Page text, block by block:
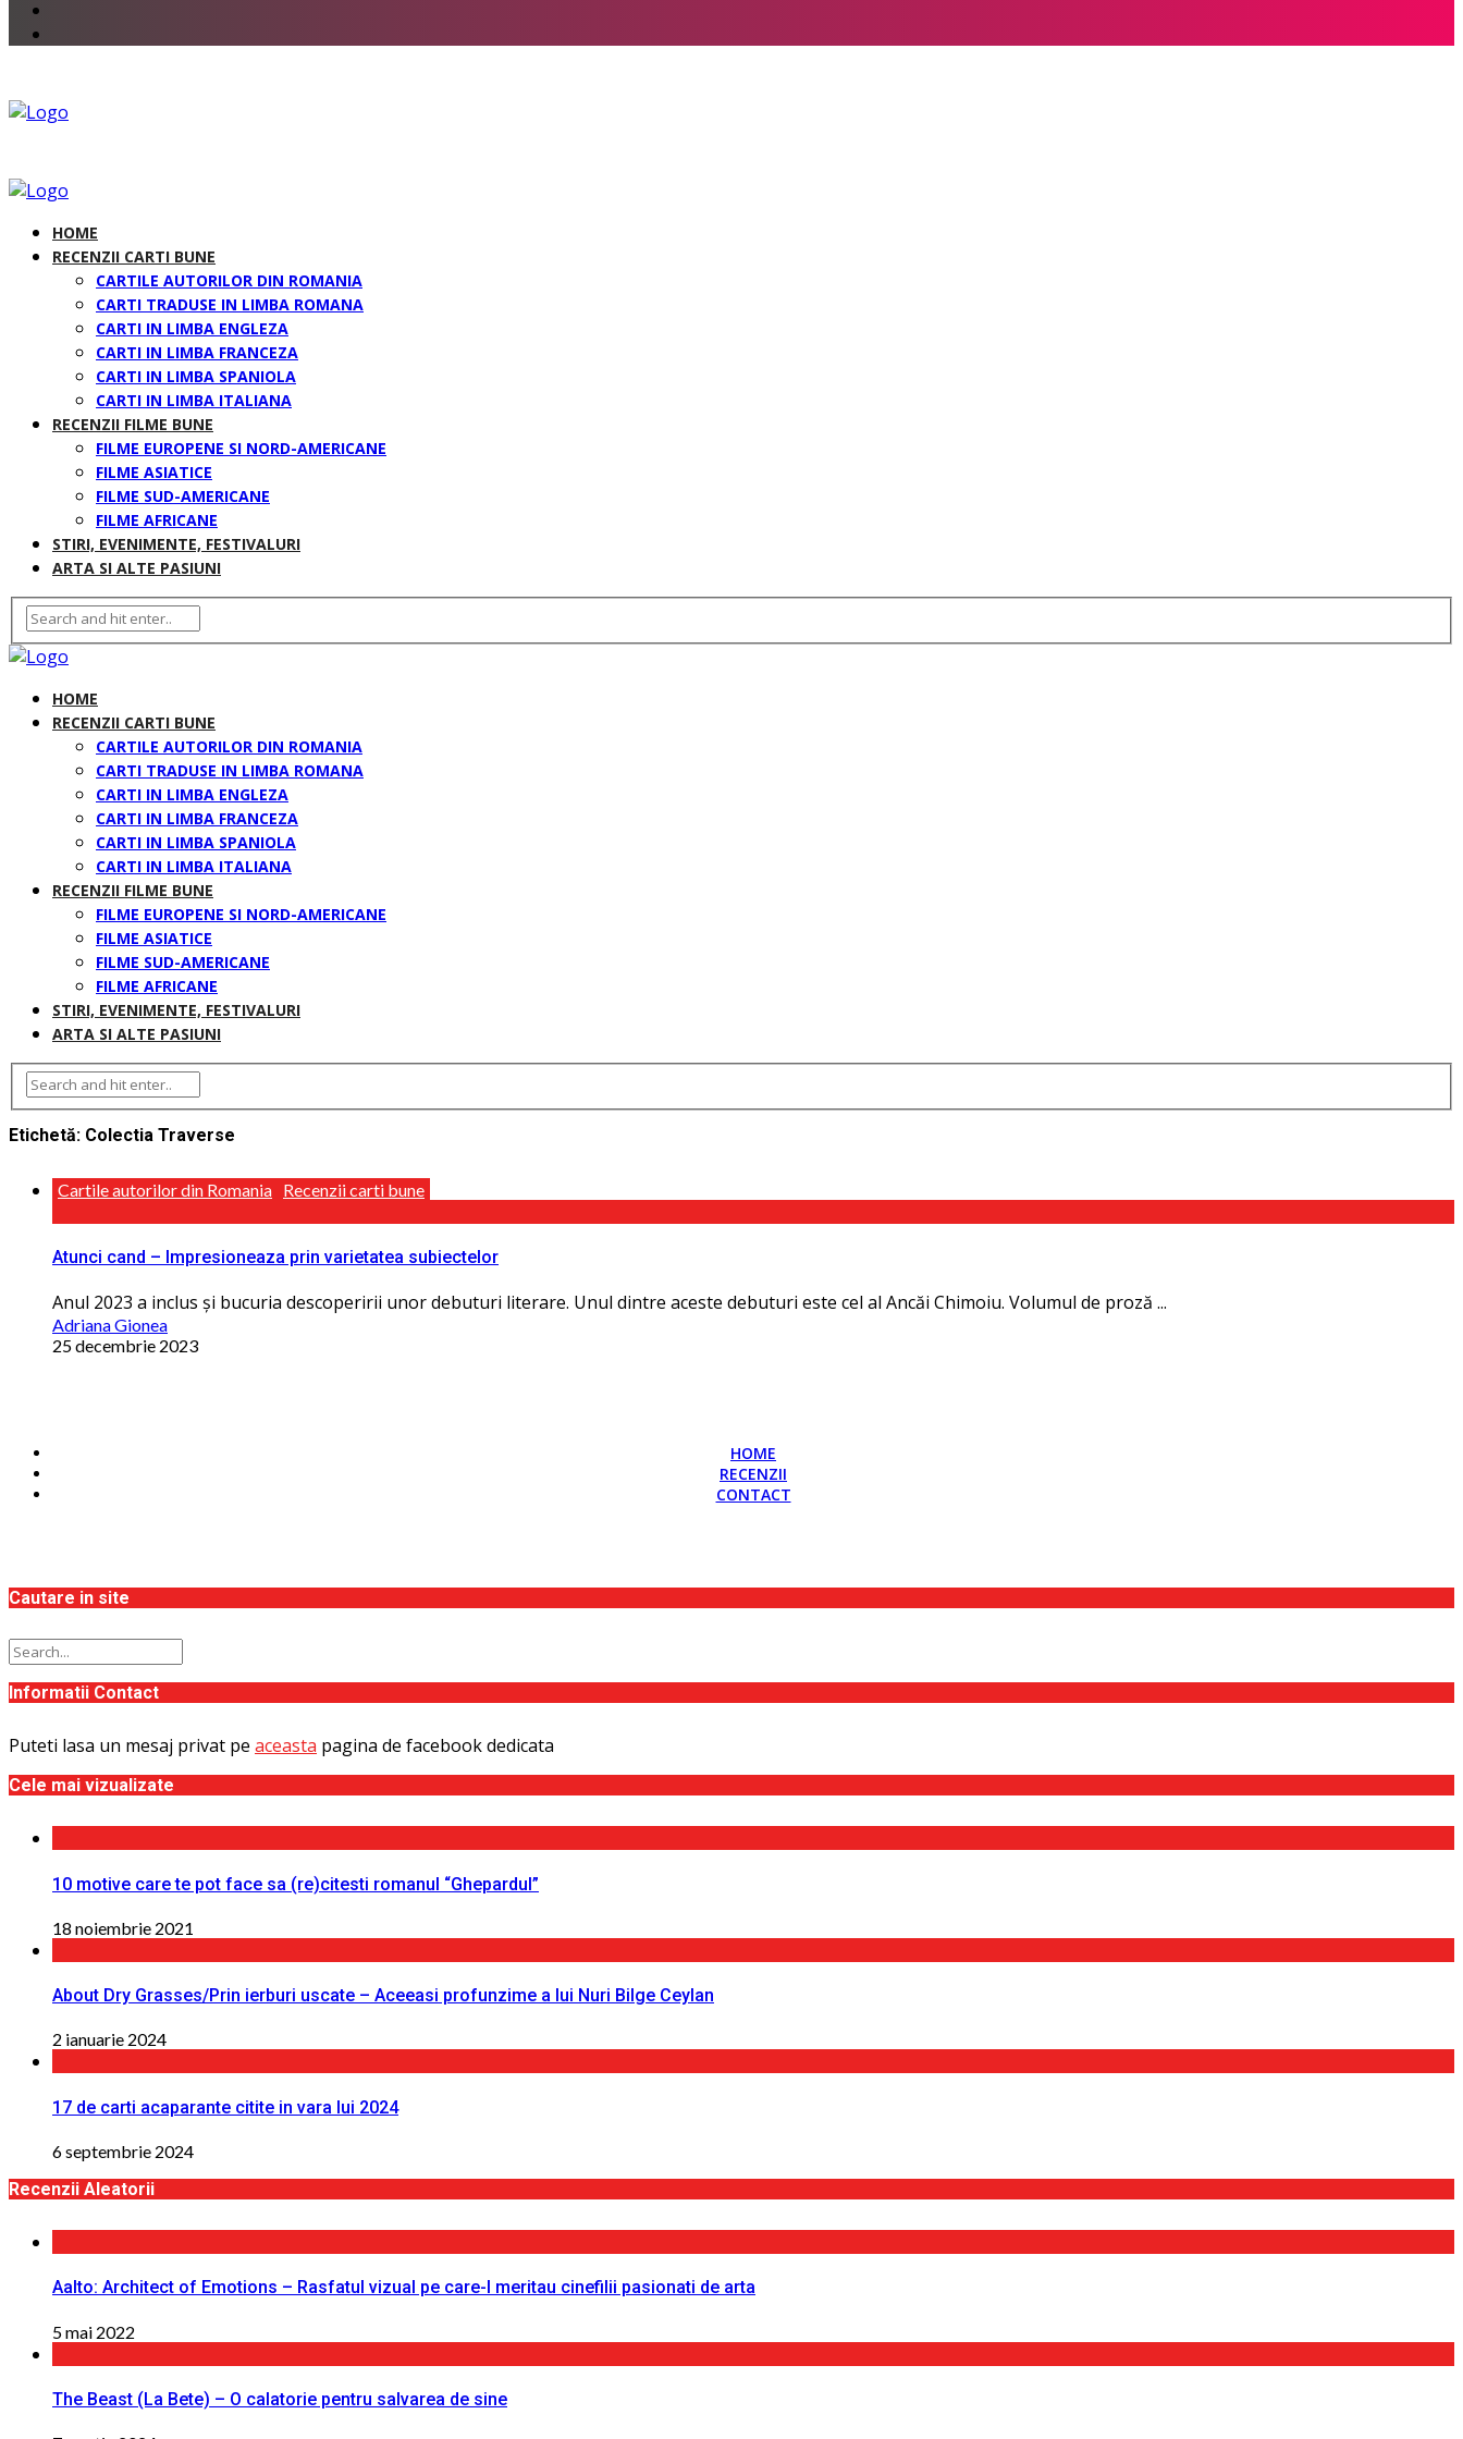
HOME
RECENZII CARTI BUNE
CARTILE AUTORILOR DIN ROMANIA
CARTI TRADUSE IN LIMBA ROMANA
CARTI IN LIMBA ENGLEZA
CARTI IN LIMBA FRANCEZA
CARTI IN LIMBA SPANIOLA
CARTI IN LIMBA ITALIANA
RECENZII FILME BUNE
FILME EUROPENE SI NORD-AMERICANE
FILME ASIATICE
FILME SUD-AMERICANE
FILME AFRICANE
STIRI, EVENIMENTE, FESTIVALURI
ARTA SI ALTE PASIUNI
HOME
RECENZII CARTI BUNE
CARTILE AUTORILOR DIN ROMANIA
CARTI TRADUSE IN LIMBA ROMANA
CARTI IN LIMBA ENGLEZA
CARTI IN LIMBA FRANCEZA
CARTI IN LIMBA SPANIOLA
CARTI IN LIMBA ITALIANA
RECENZII FILME BUNE
FILME EUROPENE SI NORD-AMERICANE
FILME ASIATICE
FILME SUD-AMERICANE
FILME AFRICANE
STIRI, EVENIMENTE, FESTIVALURI
ARTA SI ALTE PASIUNI
Etichetă: Colectia Traverse
Cartile autorilor din Romania Recenzii carti bune
Atunci cand – Impresioneaza prin varietatea subiectelor
Anul 2023 a inclus și bucuria descoperirii unor debuturi literare. Unul dintre aceste debuturi este cel al Ancăi Chimoiu. Volumul de proză ...
Adriana Gionea
25 decembrie 2023
HOME
RECENZII
CONTACT
Cautare in site
Informatii Contact
Puteti lasa un mesaj privat pe aceasta pagina de facebook dedicata
Cele mai vizualizate
10 motive care te pot face sa (re)citesti romanul “Ghepardul”
18 noiembrie 2021
About Dry Grasses/Prin ierburi uscate – Aceeasi profunzime a lui Nuri Bilge Ceylan
2 ianuarie 2024
17 de carti acaparante citite in vara lui 2024
6 septembrie 2024
Recenzii Aleatorii
Aalto: Architect of Emotions – Rasfatul vizual pe care-l meritau cinefilii pasionati de arta
5 mai 2022
The Beast (La Bete) – O calatorie pentru salvarea de sine